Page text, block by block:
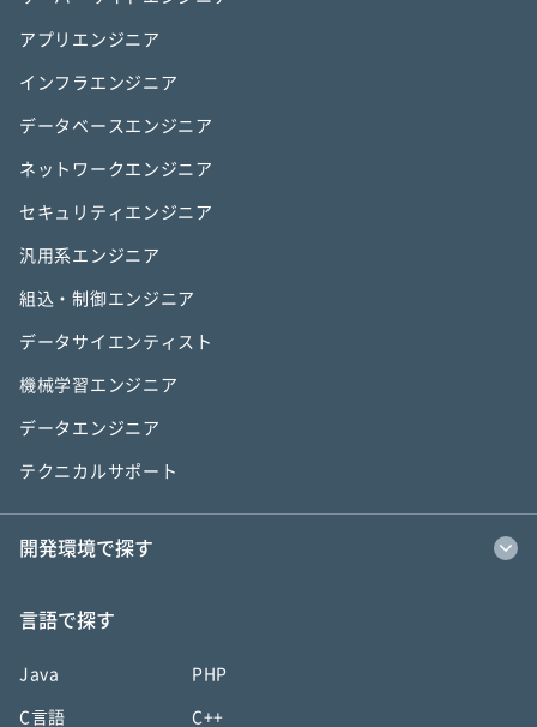
アプリエンジニア
インフラエンジニア
データベースエンジニア
ネットワークエンジニア
セキュリティエンジニア
汎用系エンジニア
組込・制御エンジニア
データサイエンティスト
機械学習エンジニア
データエンジニア
テクニカルサポート
開発環境で探す
言語で探す
Java PHP
C言語 C++